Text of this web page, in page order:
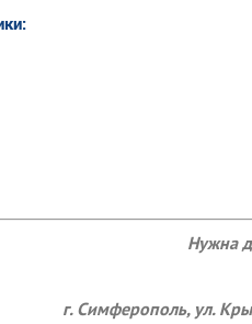
Нужна
г. Симферополь, ул.